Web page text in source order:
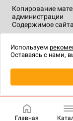
Копирование
администрации
Содержимое
технологии.
Главная
Используем
Оставаясь с нами,